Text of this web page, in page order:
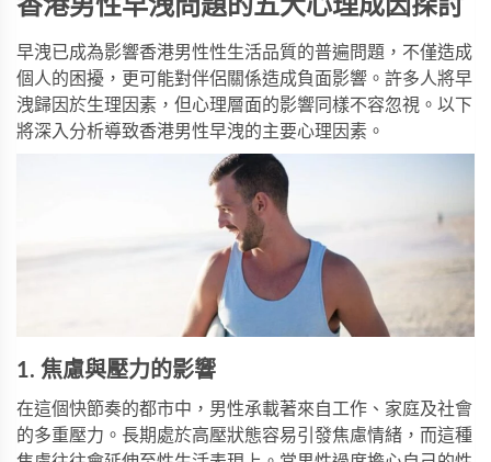
香港男性早洩問題的五大心理成因探討
早洩已成為影響香港男性性生活品質的普遍問題，不僅造成
個人的困擾，更可能對伴侶關係造成負面影響。許多人將早
洩歸因於生理因素，但心理層面的影響同樣不容忽視。以下
將深入分析導致香港男性早洩的主要心理因素。
1. 焦慮與壓力的影響
在這個快節奏的都市中，男性承載著來自工作、家庭及社會
的多重壓力。長期處於高壓狀態容易引發焦慮情緒，而這種